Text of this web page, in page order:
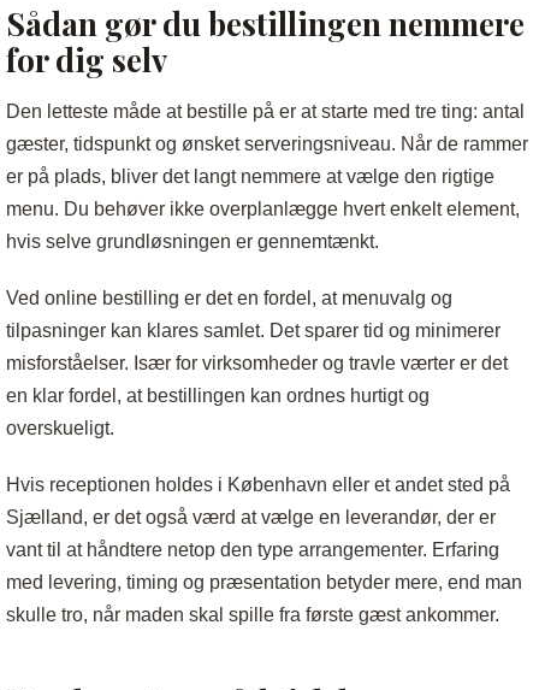
Sådan gør du bestillingen nemmere
for dig selv
Den letteste måde at bestille på er at starte med tre ting: antal
gæster, tidspunkt og ønsket serveringsniveau. Når de rammer
er på plads, bliver det langt nemmere at vælge den rigtige
menu. Du behøver ikke overplanlægge hvert enkelt element,
hvis selve grundløsningen er gennemtænkt.
Ved online bestilling er det en fordel, at menuvalg og
tilpasninger kan klares samlet. Det sparer tid og minimerer
misforståelser. Især for virksomheder og travle værter er det
en klar fordel, at bestillingen kan ordnes hurtigt og
overskueligt.
Hvis receptionen holdes i København eller et andet sted på
Sjælland, er det også værd at vælge en leverandør, der er
vant til at håndtere netop den type arrangementer. Erfaring
med levering, timing og præsentation betyder mere, end man
skulle tro, når maden skal spille fra første gæst ankommer.